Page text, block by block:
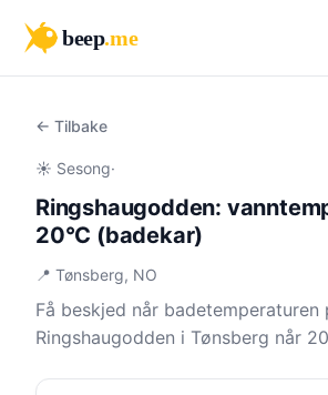
beep.me
← Tilbake
☀️ Sesong·
Ringshaugodden:
20°C (badekar)
📍 Tønsberg, NO
Få beskjed når badetemperaturen
Ringshaugodden i Tønsberg når